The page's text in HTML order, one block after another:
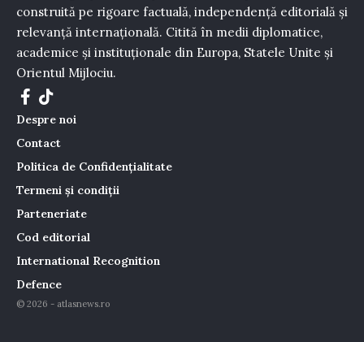
construită pe rigoare factuală, independență editorială și
relevanță internațională. Citită în medii diplomatice,
academice și instituționale din Europa, Statele Unite și
Orientul Mijlociu.
Despre noi
Contact
Politica de Confidențialitate
Termeni și condiții
Parteneriate
Cod editorial
International Recognition
Defence
© 2026 - atlasnews.ro